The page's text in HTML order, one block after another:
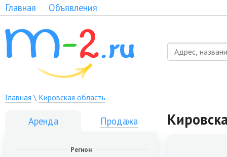
Главная Объявления
Главная \ Кировская область
Аренда Продажа
Регион